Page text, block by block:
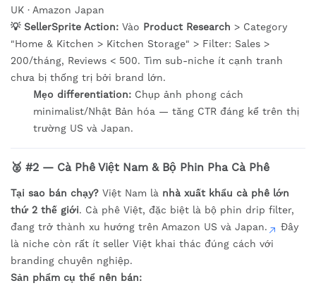
UK · Amazon Japan
💡 SellerSprite Action: Vào Product Research > Category
"Home & Kitchen > Kitchen Storage" > Filter: Sales >
200/tháng, Reviews < 500. Tìm sub-niche ít cạnh tranh
chưa bị thống trị bởi brand lớn.
Mẹo differentiation: Chụp ảnh phong cách
minimalist/Nhật Bản hóa — tăng CTR đáng kể trên thị
trường US và Japan.
🥈 #2 — Cà Phê Việt Nam & Bộ Phin Pha Cà Phê
Tại sao bán chạy? Việt Nam là nhà xuất khẩu cà phê lớn
thứ 2 thế giới. Cà phê Việt, đặc biệt là bộ phin drip filter,
đang trở thành xu hướng trên Amazon US và Japan.
Đây
là niche còn rất ít seller Việt khai thác đúng cách với
branding chuyên nghiệp.
Sản phẩm cụ thể nên bán: